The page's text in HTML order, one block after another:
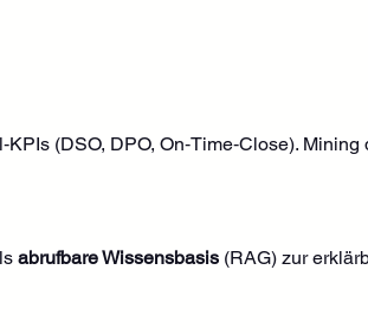
(DSO, DPO, On‑Time‑Close). Mining
abrufbare Wissensbasis (RAG) zur